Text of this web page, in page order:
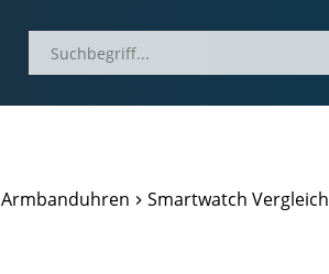
Armbanduhren Smartwatch Vergleich